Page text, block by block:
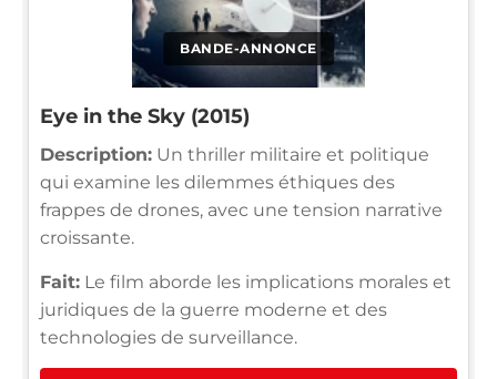
BANDE-ANNONCE
Eye in the Sky (2015)
Description: Un thriller militaire et politique
qui examine les dilemmes éthiques des
frappes de drones, avec une tension narrative
croissante.
Fait: Le film aborde les implications morales et
juridiques de la guerre moderne et des
technologies de surveillance.